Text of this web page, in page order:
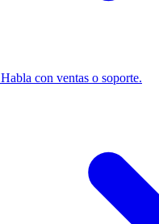
Habla con ventas o soporte.